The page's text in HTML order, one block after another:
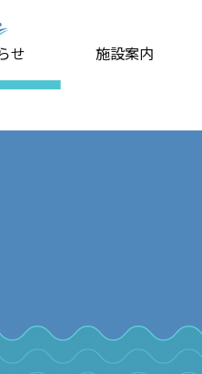
せ 施設案内